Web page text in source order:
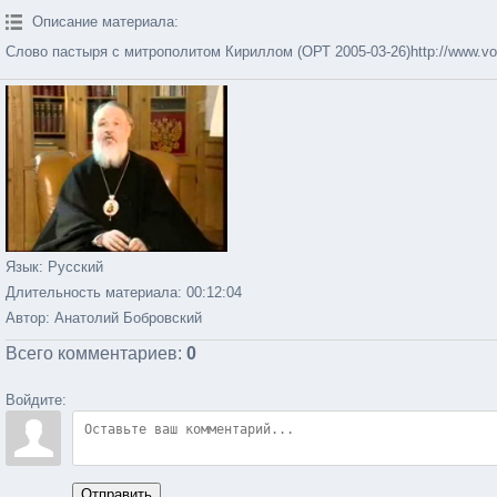
Описание материала:
Слово пастыря с митрополитом Кириллом (ОРТ 2005-03-26)http://
Язык: Русский
Длительность материала: 00:12:04
Автор: Анатолий Бобровский
Всего комментариев: 0
Войдите: